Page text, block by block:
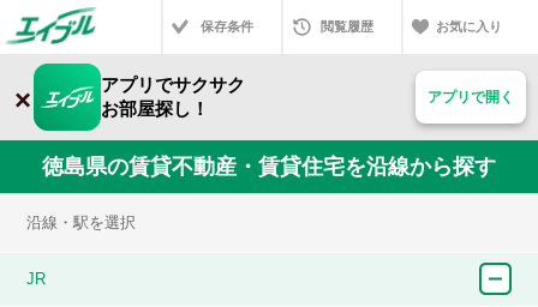
保存条件 閲覧履歴 お気に入り
×
アプリでサクサク
お部屋探し！
アプリで開く
徳島県の賃貸不動産・賃貸住宅を沿線から探す
沿線・駅を選択
JR